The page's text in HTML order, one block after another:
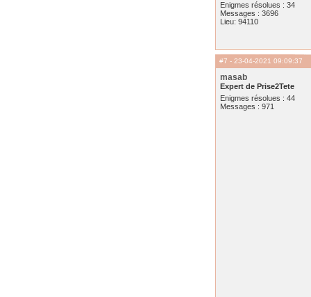
Enigmes résolues : 34
Messages : 3696
Lieu: 94110
#7 - 23-04-2021 09:09:37
masab
Expert de Prise2Tete
Enigmes résolues : 44
Messages : 971